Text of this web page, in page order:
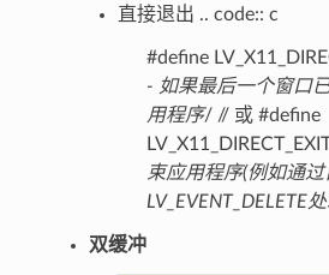
直接退出 .. code:: c
#define
- 如果最后一个窗口
用程序/ // 或 #define
束应用程序(例如通
LV_EVENT_DELETE
双缓冲